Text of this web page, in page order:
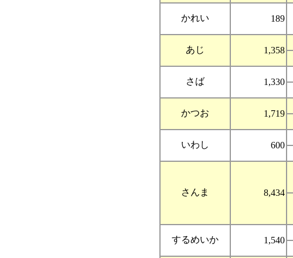
かれい 189
あじ 1,358
さば 1,330
かつお 1,719
いわし 600
さんま 8,434
するめいか 1,540